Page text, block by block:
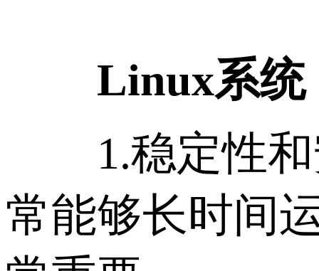
Linux系统
1.稳定性和
常能够长时间